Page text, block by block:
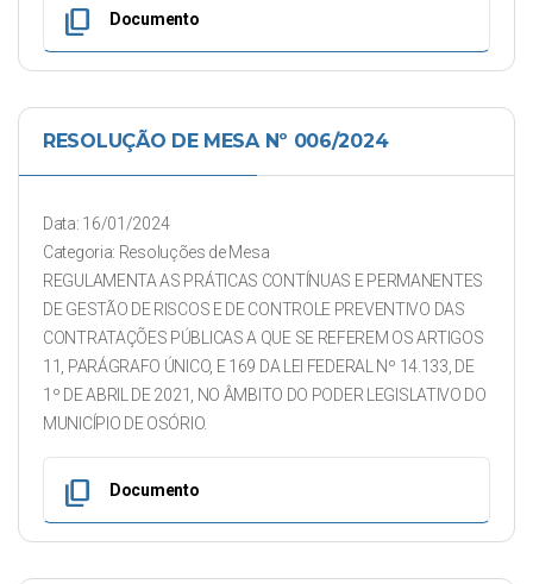
content_copy Documento
RESOLUÇÃO DE MESA Nº 006/2024
Data: 16/01/2024
Categoria: Resoluções de Mesa
REGULAMENTA AS PRÁTICAS CONTÍNUAS E PERMANENTES
DE GESTÃO DE RISCOS E DE CONTROLE PREVENTIVO DAS
CONTRATAÇÕES PÚBLICAS A QUE SE REFEREM OS ARTIGOS
11, PARÁGRAFO ÚNICO, E 169 DA LEI FEDERAL Nº 14.133, DE
1º DE ABRIL DE 2021, NO ÂMBITO DO PODER LEGISLATIVO DO
MUNICÍPIO DE OSÓRIO.
content_copy Documento